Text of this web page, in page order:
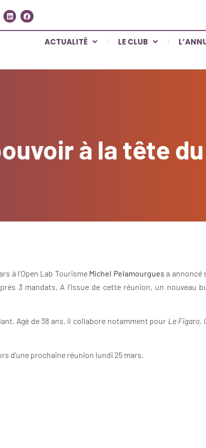
ACTUALITÉ LE CLUB
à la tête
à l’Open Lab Tourisme Michel Pelamourgues a annoncé
3 mandats. A l’issue de cette réunion, un nouveau
Agé de 38 ans, il collabore notamment pour Le Figaro,
d’une prochaine réunion lundi 25 mars.